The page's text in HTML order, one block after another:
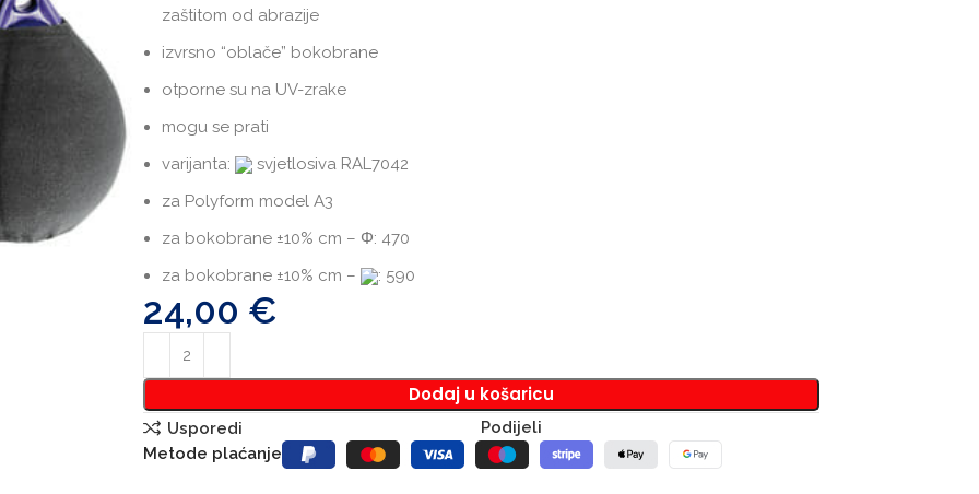
zaštitom od abrazije
izvrsno “oblače” bokobrane
otporne su na UV-zrake
mogu se prati
varijanta:
svjetlosiva RAL7042
za Polyform model A3
za bokobrane ±10% cm – Φ: 470
za bokobrane ±10% cm –
: 590
24,00 €
Dodaj u košaricu
Usporedi
Podijeli
Metode plaćanje